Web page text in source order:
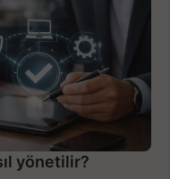
yönetilir?